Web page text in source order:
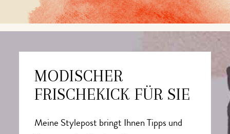
MODISCHER
FRISCHEKICK FÜR SIE
Meine Stylepost bringt Ihnen Tipps und